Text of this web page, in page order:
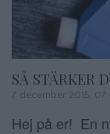
SÅ STÄRKER
7 december 2015,
Hej på er! En